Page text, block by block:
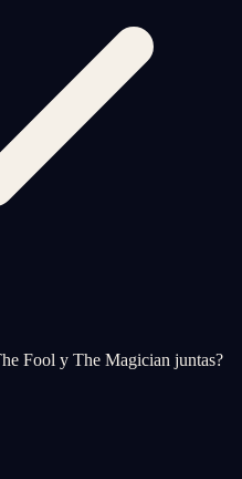
Fool y The Magician juntas?